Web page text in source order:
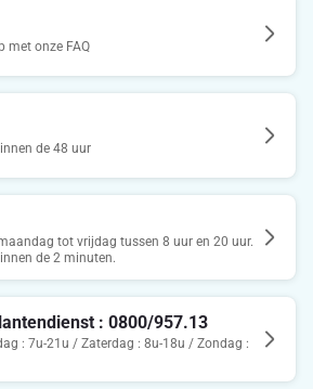
met onze FAQ
de 48 uur
tot vrijdag tussen 8 uur en 20 uur.
de 2 minuten.
: 0800/957.13
: 7u-21u / Zaterdag : 8u-18u / Zondag :